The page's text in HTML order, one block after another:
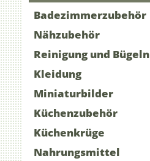
Badezimmerzubehör
Nähzubehör
Reinigung und Bügeln
Kleidung
Miniaturbilder
Küchenzubehör
Küchenkrüge
Nahrungsmittel